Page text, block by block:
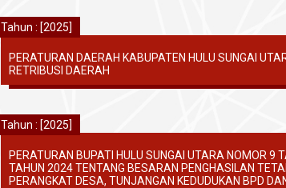
Tahun : [2025]
PERATURAN DAERAH KABUPATEN HULU SUNGAI
RETRIBUSI DAERAH
Tahun : [2025]
PERATURAN BUPATI HULU SUNGAI UTARA NOMOR 9
TAHUN 2024 TENTANG BESARAN PENGHASILAN
PERANGKAT DESA, TUNJANGAN KEDUDUKAN BPD